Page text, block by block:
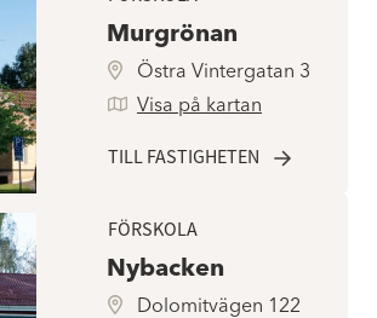
Murgrönan
Östra Vintergatan 3
Visa på kartan
TILL FASTIGHETEN
FÖRSKOLA
Nybacken
Dolomitvägen 122